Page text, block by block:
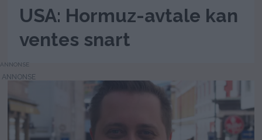
USA: Hormuz-avtale kan
ventes snart
ANNONSE